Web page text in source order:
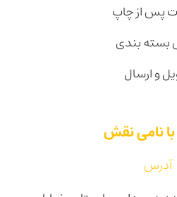
پس از چاپ
بندی
و ارسال
نامی نقش
آدرس